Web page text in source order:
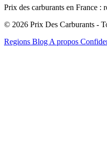
Prix des carburants en France :
© 2026 Prix Des Carburants -
Regions Blog A propos